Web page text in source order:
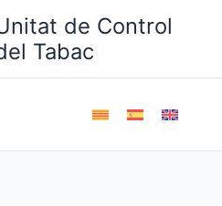
de Control
Tabac